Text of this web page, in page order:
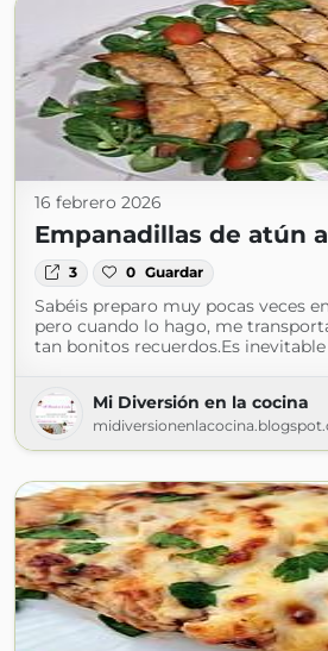
16 febrero 2026
Empanadillas de atún
3 0 Guardar
Sabéis preparo muy pocas veces
pero cuando lo hago, me
tan bonitos recuerdos.Es
Mi Diversión en la cocina